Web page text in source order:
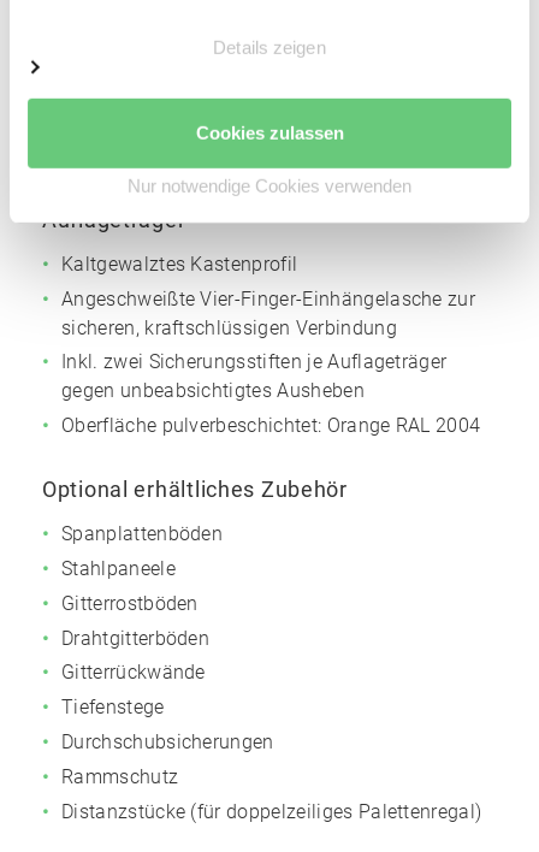
Details zeigen
Cookies zulassen
Nur notwendige Cookies verwenden
Materialstärke: 2,5 mm
Höhenverstellraster für die Trägerholme: 50 mm
Oberfläche pulverbeschichtet:Silbergrau
Auflageträger
Kaltgewalztes Kastenprofil
Angeschweißte Vier-Finger-Einhängelasche zur
sicheren, kraftschlüssigen Verbindung
Inkl. zwei Sicherungsstiften je Auflageträger
gegen unbeabsichtigtes Ausheben
Oberfläche pulverbeschichtet: Orange RAL 2004
Optional erhältliches Zubehör
Spanplattenböden
Stahlpaneele
Gitterrostböden
Drahtgitterböden
Gitterrückwände
Tiefenstege
Durchschubsicherungen
Rammschutz
Distanzstücke (für doppelzeiliges Palettenregal)